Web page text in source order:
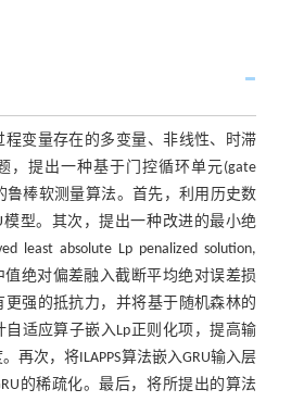
程变量存在的多变量、非线性、时滞
，提出一种基于门控循环单元(gate
鲁棒软测量算法。首先，利用历史数
模型。其次，提出一种改进的最小绝
least absolute Lp penalized solution,
值绝对偏差融入截断平均绝对误差损
更强的抵抗力，并将基于随机森林的
自适应算子嵌入Lp正则化项，提高输
再次，将ILAPPS算法嵌入GRU输入层
的稀疏化。最后，将所提出的算法